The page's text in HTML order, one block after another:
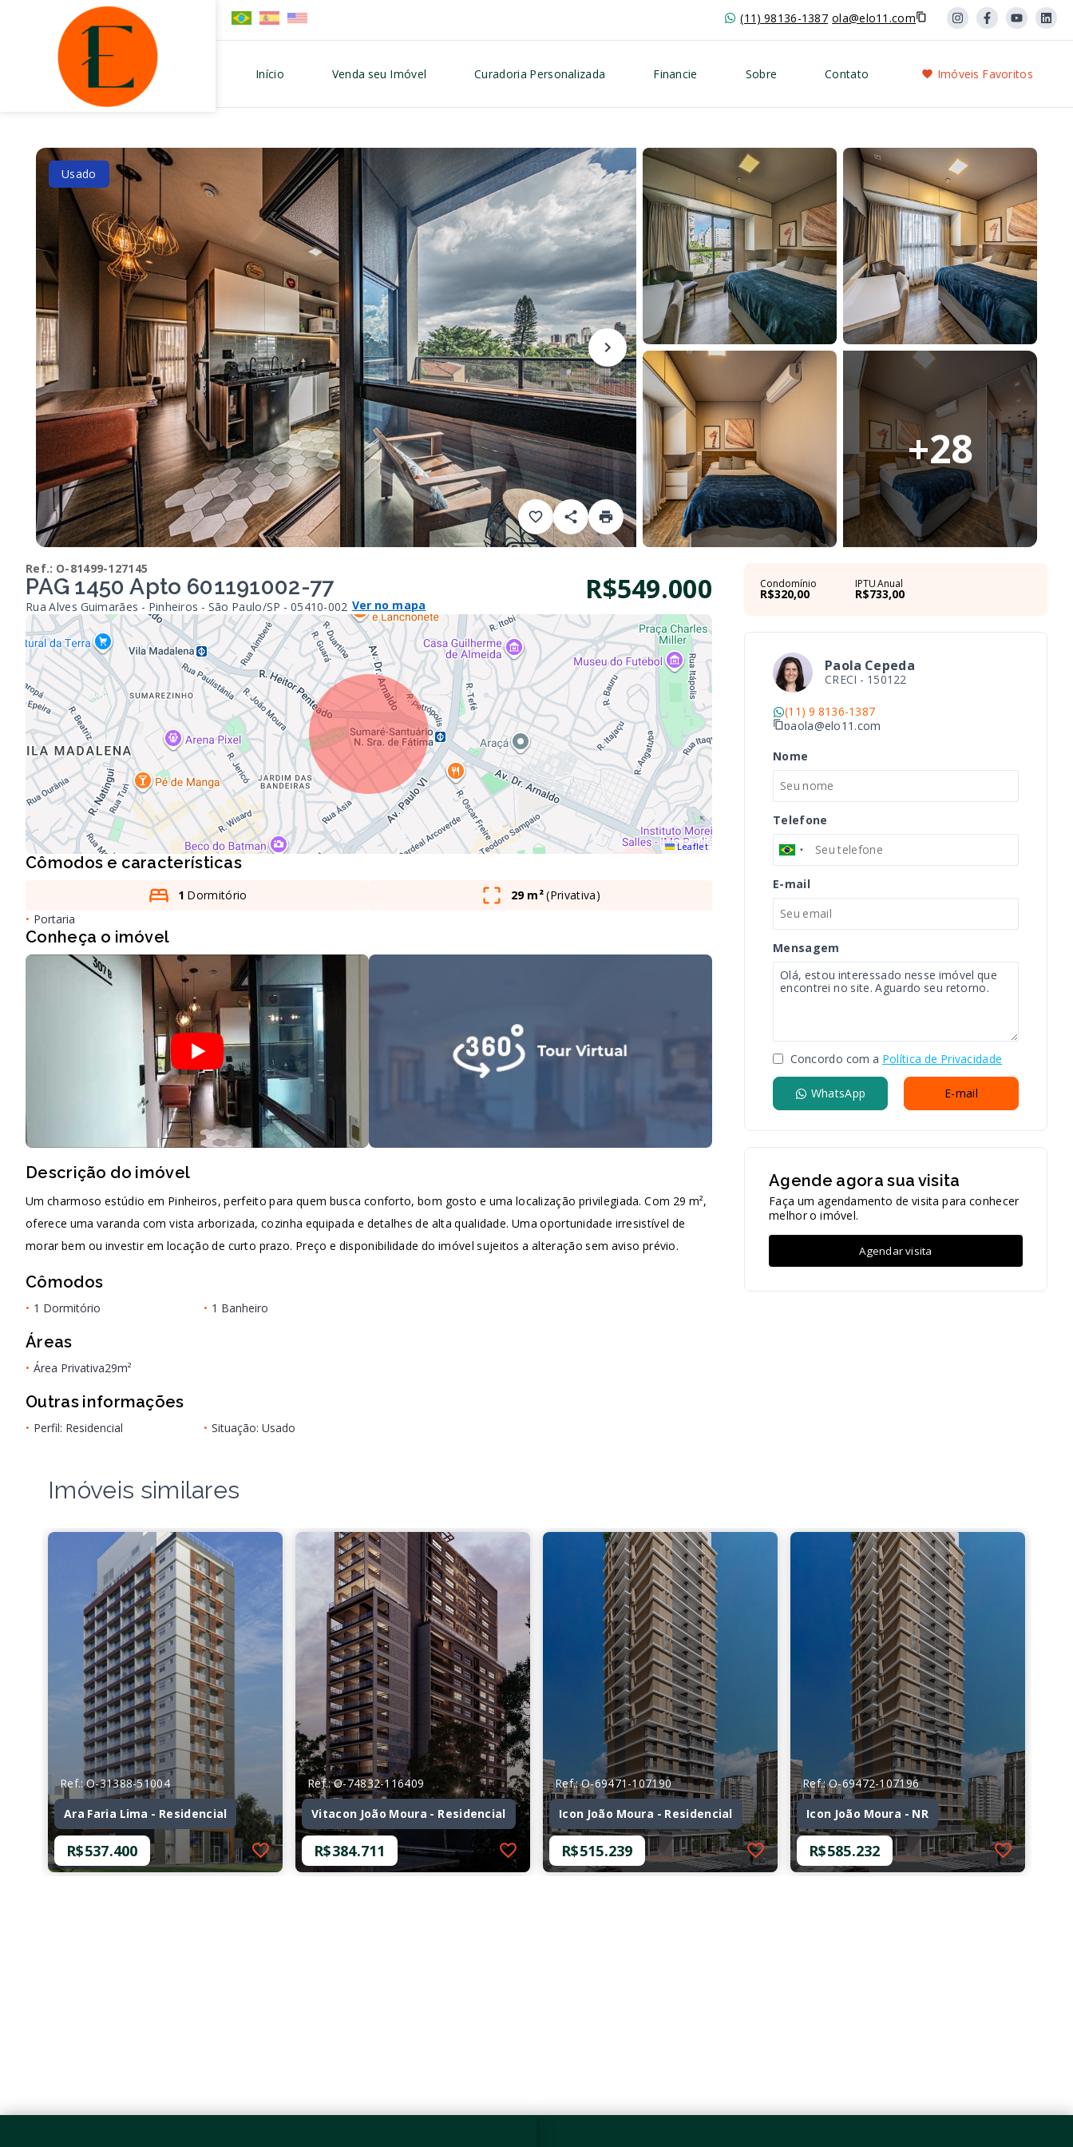
(11) 98136-1387 ola@elo11.com
Início Venda seu Imóvel Curadoria Personalizada Financie Sobre Contato Imóveis Favoritos
Usado
+28
Ref.: O-81499-127145
PAG 1450 Apto 601191002-77
Rua Alves Guimarães - Pinheiros - São Paulo/SP - 05410-002 Ver no mapa R$549.000
Leaflet
Cômodos e características
1 Dormitório 29 m²(Privativa)
• Portaria
Conheça o imóvel
Descrição do imóvel
Um charmoso estúdio em Pinheiros, perfeito para quem busca conforto, bom gosto e uma localização privilegiada. Com 29 m²,
oferece uma varanda com vista arborizada, cozinha equipada e detalhes de alta qualidade. Uma oportunidade irresistível de
morar bem ou investir em locação de curto prazo. Preço e disponibilidade do imóvel sujeitos a alteração sem aviso prévio.
Cômodos
• 1 Dormitório • 1 Banheiro
Áreas
• Área Privativa29m²
Outras informações
• Perfil: Residencial • Situação: Usado
Condomínio
R$320,00
IPTU Anual
R$733,00
Paola Cepeda
CRECI - 150122
(11) 9 8136-1387
paola@elo11.com
Nome
Telefone
E-mail
Mensagem
Concordo com a Política de Privacidade
WhatsApp E-mail
Agende agora sua visita
Faça um agendamento de visita para conhecer
melhor o imóvel.
Agendar visita
Imóveis similares
Ref.: O-31388-51004
Ara Faria Lima - Residencial
R$537.400
Ref.: O-74832-116409
Vitacon João Moura - Residencial
R$384.711
Ref.: O-69471-107190
Icon João Moura - Residencial
R$515.239
Ref.: O-69472-107196
Icon João Moura - NR
R$585.232